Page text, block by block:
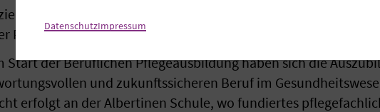
Begrüßung fand im Albertinen Krankenhaus statt, das für
Praxisort während der Beruflichen Pflegeausbildung sein wird.
Start der Beruflichen Pflegeausbildung haben sich die
und zukunftssicheren Beruf im
erfolgt an der Albertinen Schule, wo fundiertes
DatenschutzImpressum